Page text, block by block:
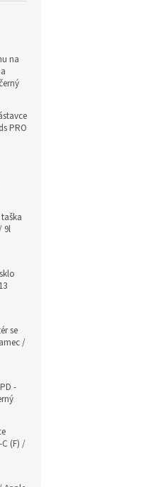
na
PRO
9l
se
/
-
(F) /